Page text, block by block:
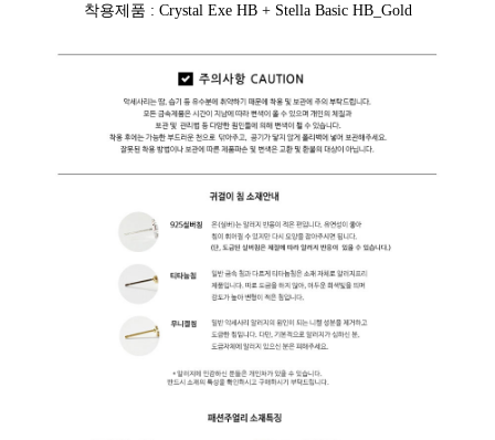
착용제품 : Crystal Exe HB + Stella Basic HB_Gold